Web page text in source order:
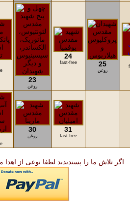
23
روغن
24
fast-free 25
روغن
30
روغن
31
fast-free
اگر تلاش ما را پسندیدید لطفا نوعی از اهدا